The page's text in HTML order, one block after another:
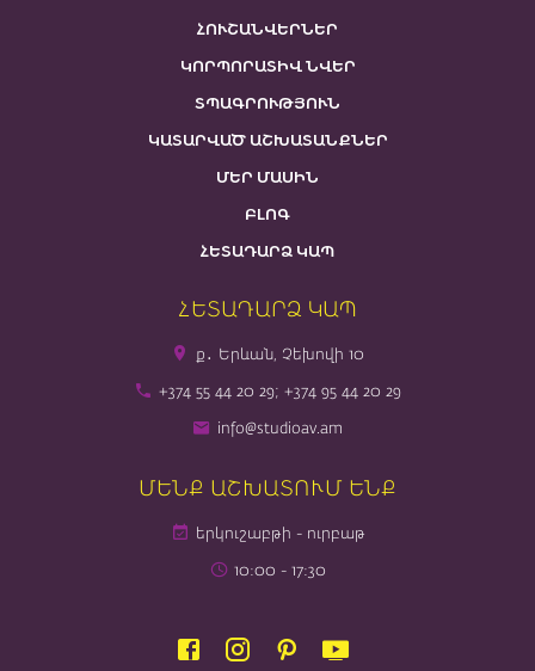
ՀՈՒՇԱՆՎԵՐՆԵՐ
ԿՈՐՊՈՐԱՏԻՎ ՆՎԵՐ
ՏՊԱԳՐՈՒԹՅՈՒՆ
ԿԱՏԱՐՎԱԾ ԱՇԽԱՏԱՆՔՆԵՐ
ՄԵՐ ՄԱՍԻՆ
ԲԼՈԳ
ՀԵՏԱԴԱՐՁ ԿԱՊ
ՀԵՏԱԴԱՐՁ ԿԱՊ
ք․ Երևան, Չեխովի 10
+374 55 44 20 29; +374 95 44 20 29
info@studioav.am
ՄԵՆՔ ԱՇԽԱՏՈՒՄ ԵՆՔ
երկուշաբթի - ուրբաթ
10։00 - 17։30